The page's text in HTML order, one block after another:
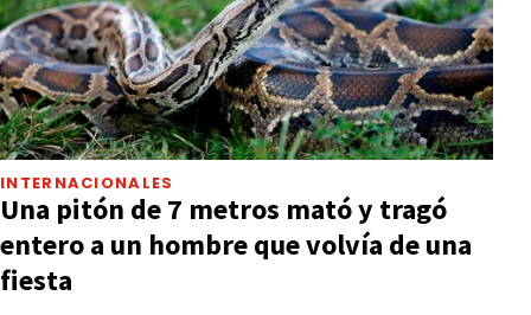
INTERNACIONALES
Una pitón de 7 metros mató y tragó
entero a un hombre que volvía de una
fiesta